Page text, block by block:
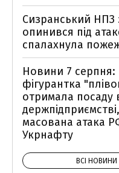
Сизранський НПЗ
опинився під
спалахнула
Новини 7 серпня:
фігурантка
отримала посаду
держпідприємстві,
масована атака
Укрнафту
ВСІ НОВИНИ